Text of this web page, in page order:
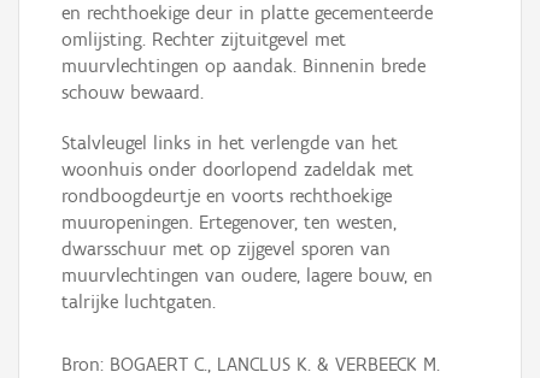
en rechthoekige deur in platte gecementeerde
omlijsting. Rechter zijtuitgevel met
muurvlechtingen op aandak. Binnenin brede
schouw bewaard.
Stalvleugel links in het verlengde van het
woonhuis onder doorlopend zadeldak met
rondboogdeurtje en voorts rechthoekige
muuropeningen. Ertegenover, ten westen,
dwarsschuur met op zijgevel sporen van
muurvlechtingen van oudere, lagere bouw, en
talrijke luchtgaten.
Bron: BOGAERT C., LANCLUS K. & VERBEECK M.